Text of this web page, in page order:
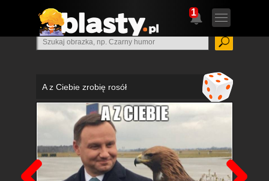
1
A z Ciebie zrobię rosół
Poprzedni